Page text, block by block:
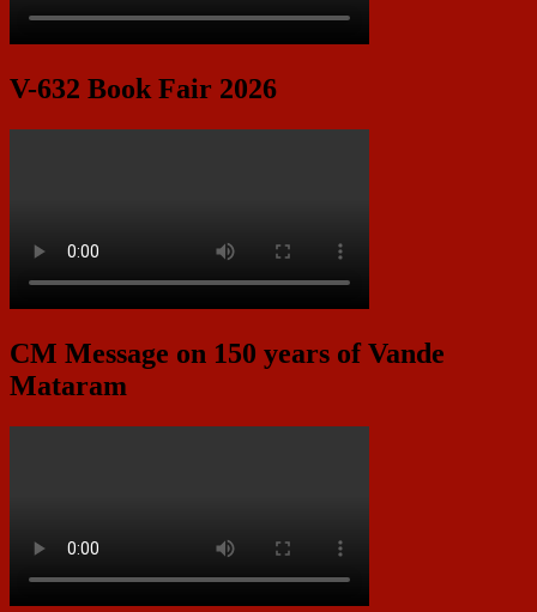
V-632 Book Fair 2026
CM Message on 150 years of Vande
Mataram